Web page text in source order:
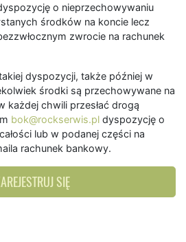
o nieprzechowywaniu
środków na koncie lecz
zwrocie na rachunek
dyspozycji, także później w
środki są przechowywane na
każdej chwili przesłać drogą
bok@rockserwis.pl dyspozycję o
lub w podanej części na
rachunek bankowy.
SIĘ